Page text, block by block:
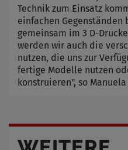
Technik zum Einsatz
einfachen Gegenständen
gemeinsam im 3 D-
werden wir auch die
nutzen, die uns zur
fertige Modelle nutzen
konstruieren", so